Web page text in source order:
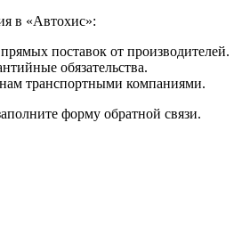
в «Автохис»:
поставок от производителей.
обязательства.
транспортными компаниями.
форму обратной связи.